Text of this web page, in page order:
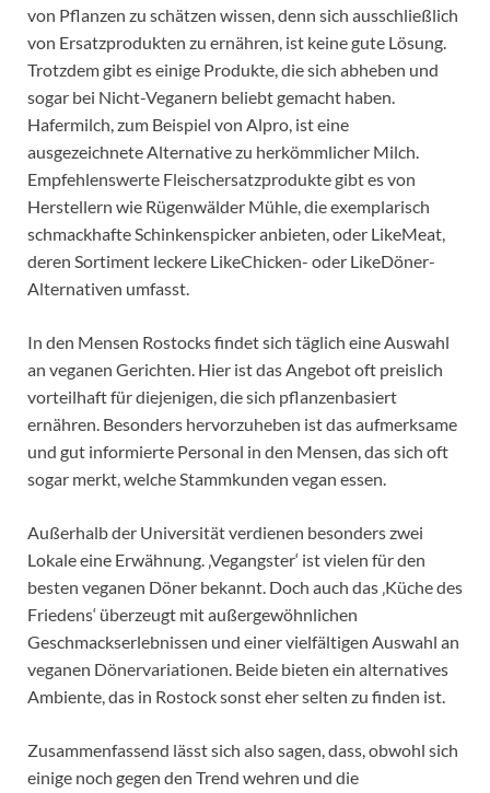
von Pflanzen zu schätzen wissen, denn sich ausschließlich
von Ersatzprodukten zu ernähren, ist keine gute Lösung.
Trotzdem gibt es einige Produkte, die sich abheben und
sogar bei Nicht-Veganern beliebt gemacht haben.
Hafermilch, zum Beispiel von Alpro, ist eine
ausgezeichnete Alternative zu herkömmlicher Milch.
Empfehlenswerte Fleischersatzprodukte gibt es von
Herstellern wie Rügenwälder Mühle, die exemplarisch
schmackhafte Schinkenspicker anbieten, oder LikeMeat,
deren Sortiment leckere LikeChicken- oder LikeDöner-
Alternativen umfasst.
In den Mensen Rostocks findet sich täglich eine Auswahl
an veganen Gerichten. Hier ist das Angebot oft preislich
vorteilhaft für diejenigen, die sich pflanzenbasiert
ernähren. Besonders hervorzuheben ist das aufmerksame
und gut informierte Personal in den Mensen, das sich oft
sogar merkt, welche Stammkunden vegan essen.
Außerhalb der Universität verdienen besonders zwei
Lokale eine Erwähnung. ‚Vegangster‘ ist vielen für den
besten veganen Döner bekannt. Doch auch das ‚Küche des
Friedens‘ überzeugt mit außergewöhnlichen
Geschmackserlebnissen und einer vielfältigen Auswahl an
veganen Dönervariationen. Beide bieten ein alternatives
Ambiente, das in Rostock sonst eher selten zu finden ist.
Zusammenfassend lässt sich also sagen, dass, obwohl sich
einige noch gegen den Trend wehren und die